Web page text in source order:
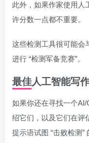
此外，如果作家使用人
许分数一点都不重要。
这些检测工具很可能会
进行 “检测军备竞赛”。
最佳人工智能写
如果你还在寻找一个
绍它们，以及它们在评
提示语试图 “击败检测”